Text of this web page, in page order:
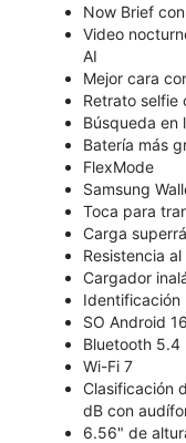
Now Brief
Video
AI
Mejor cara
Retrato selfie
Búsqueda en
Batería más
FlexMode
Samsung
Toca para
Carga
Resistencia
Cargador
Identificación
SO Android 16
Bluetooth 5.4
Wi-Fi 7
Clasificación
dB con
6.56" de